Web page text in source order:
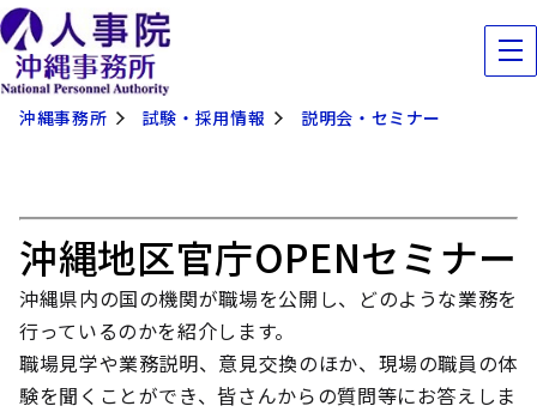
沖縄事務所 試験・採用情報 説明会・セミナー
沖縄地区官庁OPENセミナー
沖縄県内の国の機関が職場を公開し、どのような業務を
行っているのかを紹介します。
職場見学や業務説明、意見交換のほか、現場の職員の体
験を聞くことができ、皆さんからの質問等にお答えしま